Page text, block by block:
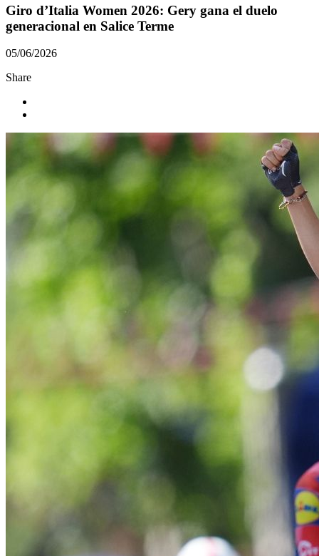
Giro d’Italia Women 2026: Gery gana el duelo
generacional en Salice Terme
05/06/2026
Share